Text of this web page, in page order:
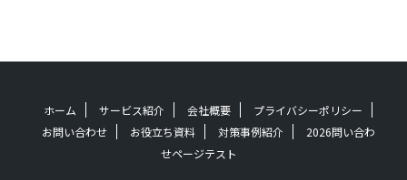
ホーム サービス紹介 会社概要
プライバシーポリシー
お問い合わせ
お役立ち資料 対策事例紹介
2026問い合わ
せページテスト